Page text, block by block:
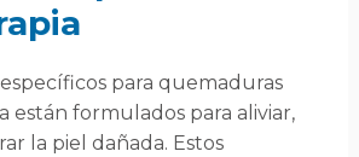
para quemaduras
están formulados para aliviar,
la piel dañada. Estos